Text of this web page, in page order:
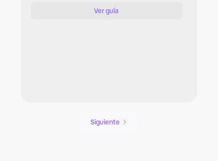
Ver guía
Siguiente